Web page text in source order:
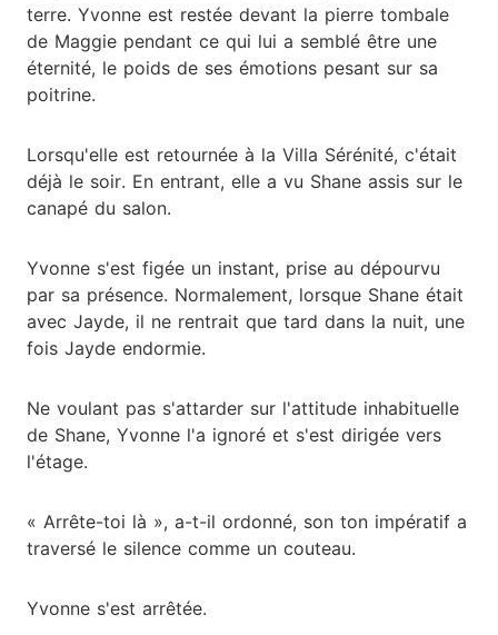
terre. Yvonne est restée devant la pierre tombale
de Maggie pendant ce qui lui a semblé être une
éternité, le poids de ses émotions pesant sur sa
poitrine.
Lorsqu'elle est retournée à la Villa Sérénité, c'était
déjà le soir. En entrant, elle a vu Shane assis sur le
canapé du salon.
Yvonne s'est figée un instant, prise au dépourvu
par sa présence. Normalement, lorsque Shane était
avec Jayde, il ne rentrait que tard dans la nuit, une
fois Jayde endormie.
Ne voulant pas s'attarder sur l'attitude inhabituelle
de Shane, Yvonne l'a ignoré et s'est dirigée vers
l'étage.
« Arrête-toi là », a-t-il ordonné, son ton impératif a
traversé le silence comme un couteau.
Yvonne s'est arrêtée.